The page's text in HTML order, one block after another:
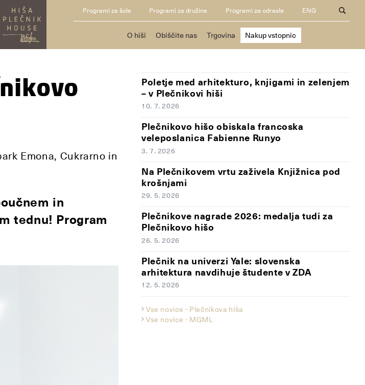
Programi za šole Programi za družine Programi za odrasle ENG
O hiši Obiščite nas Trgovina Nakup vstopnic
Emona, Cukrarno in
in
tednu! Program
Poletje med arhitekturo, knjigami in zelenjem
– v Plečnikovi hiši
10. 7. 2026
Plečnikovo hišo obiskala francoska
veleposlanica Fabienne Runyo
3. 7. 2026
Na Plečnikovem vrtu zaživela Knjižnica pod
krošnjami
29. 5. 2026
Plečnikove nagrade 2026: medalja tudi za
Plečnikovo hišo
26. 5. 2026
Plečnik na univerzi Yale: slovenska
arhitektura navdihuje študente v ZDA
12. 5. 2026
Vse novice - Plečnikova hiša
Vse novice - MGML